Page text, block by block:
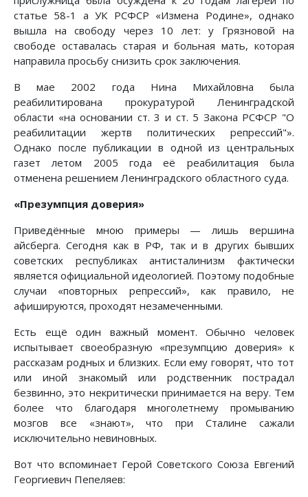
статье 58-1 а УК РСФСР «Измена Родине», однако
вышла на свободу через 10 лет: у Грязновой на
свободе оставалась старая и больная мать, которая
направила просьбу снизить срок заключения.
В мае 2002 года Нина Михайловна была
реабилитирована прокуратурой Ленинградской
области «на основании ст. 3 и ст. 5 Закона РСФСР "О
реабилитации жертв политических репрессий"».
Однако после публикации в одной из центральных
газет летом 2005 года её реабилитация была
отменена решением Ленинградского областного суда.
«Презумпция доверия»
Приведённые мною примеры — лишь вершина
айсберга. Сегодня как в РФ, так и в других бывших
советских республиках антисталинизм фактически
является официальной идеологией. Поэтому подобные
случаи «повторных репрессий», как правило, не
афишируются, проходят незамеченными.
Есть ещё один важный момент. Обычно человек
испытывает своеобразную «презумпцию доверия» к
рассказам родных и близких. Если ему говорят, что тот
или иной знакомый или родственник пострадал
безвинно, это некритически принимается на веру. Тем
более что благодаря многолетнему промыванию
мозгов все «знают», что при Сталине сажали
исключительно невиновных.
Вот что вспоминает Герой Советского Союза Евгений
Георгиевич Пепеляев: